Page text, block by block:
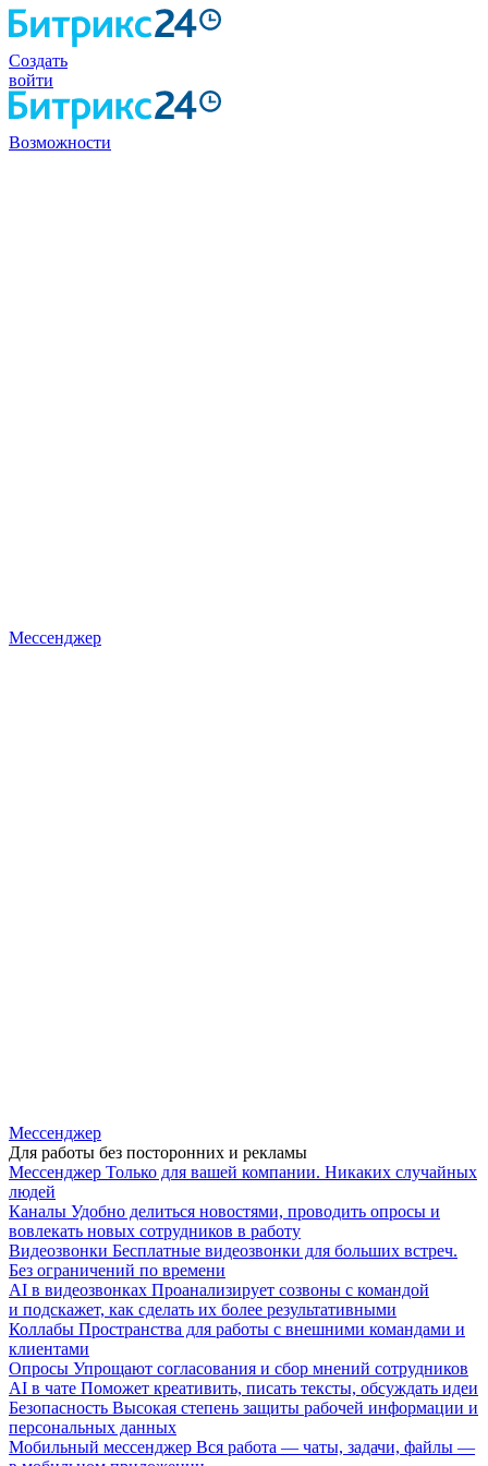
Создать
войти
Возможности
Мессенджер
Мессенджер
Для работы без посторонних и рекламы
Мессенджер Только для вашей компании. Никаких случайных
людей
Каналы Удобно делиться новостями, проводить опросы и
вовлекать новых сотрудников в работу
Видеозвонки Бесплатные видеозвонки для больших встреч.
Без ограничений по времени
AI в видеозвонках Проанализирует созвоны с командой
и подскажет, как сделать их более результативными
Коллабы Пространства для работы с внешними командами и
клиентами
Опросы Упрощают согласования и сбор мнений сотрудников
AI в чате Поможет креативить, писать тексты, обсуждать идеи
Безопасность Высокая степень защиты рабочей информации и
персональных данных
Мобильный мессенджер Вся работа — чаты, задачи, файлы —